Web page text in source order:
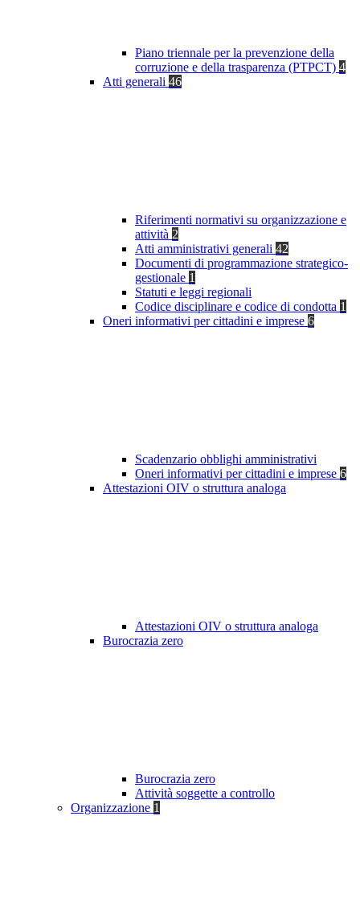
Piano triennale per la prevenzione della
corruzione e della trasparenza (PTPCT) 4
Atti generali 46
Riferimenti normativi su organizzazione e
attività 2
Atti amministrativi generali 42
Documenti di programmazione strategico-
gestionale 1
Statuti e leggi regionali
Codice disciplinare e codice di condotta 1
Oneri informativi per cittadini e imprese 6
Scadenzario obblighi amministrativi
Oneri informativi per cittadini e imprese 6
Attestazioni OIV o struttura analoga
Attestazioni OIV o struttura analoga
Burocrazia zero
Burocrazia zero
Attività soggette a controllo
Organizzazione 1